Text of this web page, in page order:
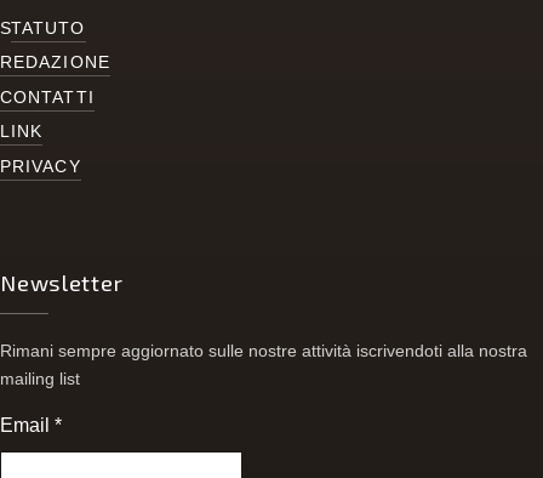
STATUTO
REDAZIONE
CONTATTI
LINK
PRIVACY
Newsletter
Rimani sempre aggiornato sulle nostre attività iscrivendoti alla nostra
mailing list
Email*